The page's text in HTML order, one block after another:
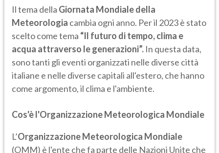
Il tema della Giornata Mondiale della
Meteorologia cambia ogni anno. Per il 2023 è stato
scelto come tema “Il futuro di tempo, clima e
acqua attraverso le generazioni”. In questa data,
sono tanti gli eventi organizzati nelle diverse città
italiane e nelle diverse capitali all'estero, che hanno
come argomento, il clima e l'ambiente.
Cos'è l'Organizzazione Meteorologica Mondiale
L’Organizzazione Meteorologica Mondiale
(OMM) è l'ente che fa parte delle Nazioni Unite che